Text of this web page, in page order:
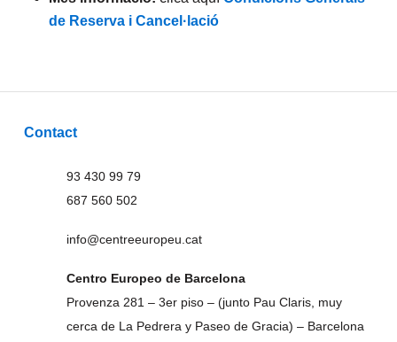
de Reserva i Cancel·lació
Contact
93 430 99 79
687 560 502
info@centreeuropeu.cat
Centro Europeo de Barcelona
Provenza 281 – 3er piso – (junto Pau Claris, muy
cerca de La Pedrera y Paseo de Gracia) – Barcelona